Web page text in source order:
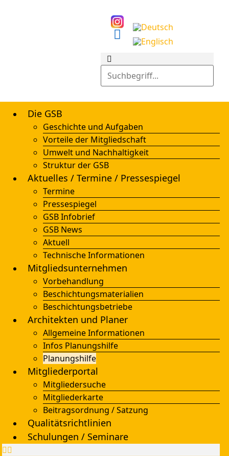
Die GSB
Geschichte und Aufgaben
Vorteile der Mitgliedschaft
Umwelt und Nachhaltigkeit
Struktur der GSB
Aktuelles / Termine / Pressespiegel
Termine
Pressespiegel
GSB Infobrief
GSB News
Aktuell
Technische Informationen
Mitgliedsunternehmen
Vorbehandlung
Beschichtungsmaterialien
Beschichtungsbetriebe
Architekten und Planer
Allgemeine Informationen
Infos Planungshilfe
Planungshilfe
Mitgliederportal
Mitgliedersuche
Mitgliederkarte
Beitragsordnung / Satzung
Qualitätsrichtlinien
Schulungen / Seminare